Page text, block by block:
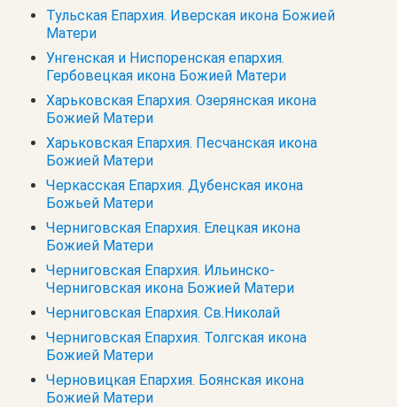
Тульская Епархия. Иверская икона Божией
Матери
Унгенская и Ниспоренская епархия.
Гербовецкая икона Божией Матери
Харьковская Епархия. Озерянская икона
Божией Матери
Харьковская Епархия. Песчанская икона
Божией Матери
Черкасская Епархия. Дубенская икона
Божьей Матери
Черниговская Епархия. Елецкая икона
Божией Матери
Черниговская Епархия. Ильинско-
Черниговская икона Божией Матери
Черниговская Епархия. Св.Николай
Черниговская Епархия. Толгская икона
Божией Матери
Черновицкая Епархия. Боянская икона
Божией Матери